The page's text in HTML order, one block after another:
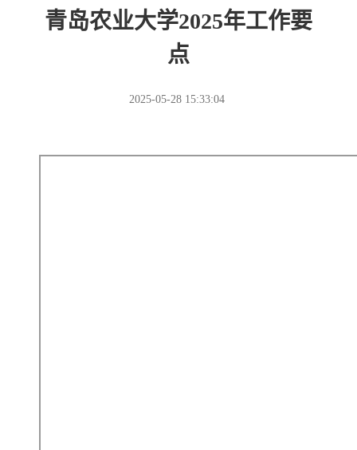
青岛农业大学2025年工作要
点
2025-05-28 15:33:04